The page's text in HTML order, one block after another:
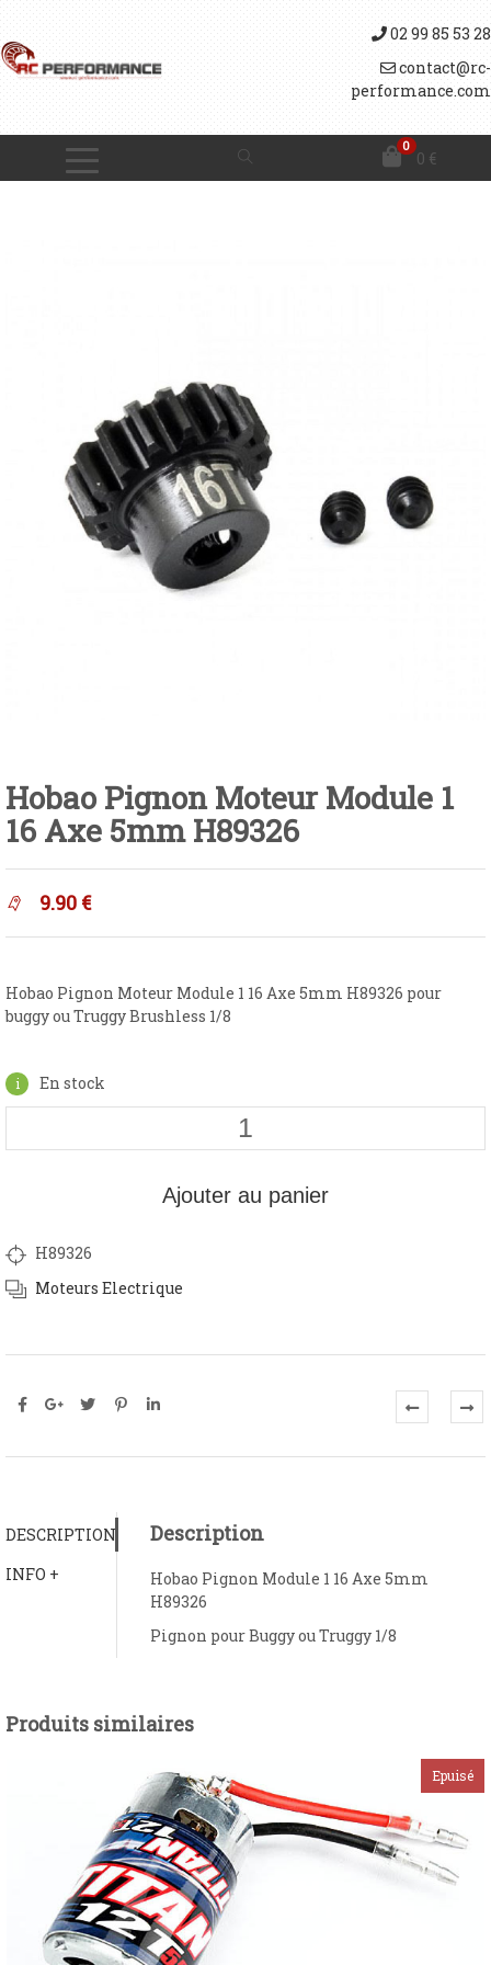
02 99 85 53 28
contact@rc-
performance.com
0
0 €
Hobao Pignon Moteur Module 1
16 Axe 5mm H89326
9.90 €
Hobao Pignon Moteur Module 1 16 Axe 5mm H89326 pour
buggy ou Truggy Brushless 1/8
En stock
Ajouter au panier
H89326
Moteurs Electrique
DESCRIPTION
INFO +
Description
Hobao Pignon Module 1 16 Axe 5mm
H89326
Pignon pour Buggy ou Truggy 1/8
Produits similaires